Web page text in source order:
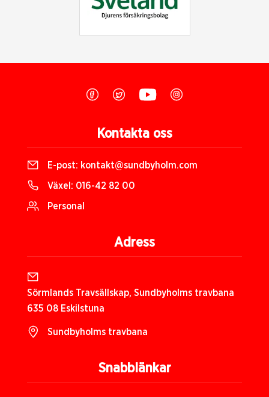
Snabblänkar
Kontakta oss
E-post: kontakt@sundbyholm.com
Växel: 016-42 82 00
Personal
Adress
Sörmlands Travsällskap, Sundbyholms travbana
635 08 Eskilstuna
Sundbyholms travbana